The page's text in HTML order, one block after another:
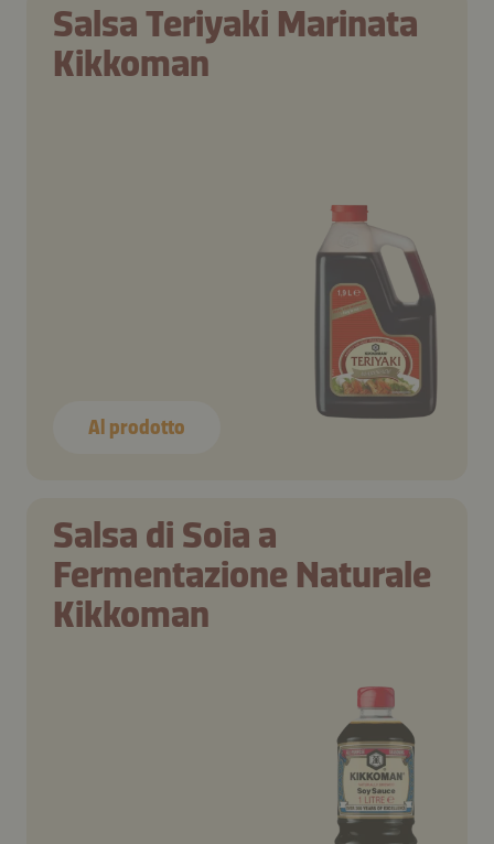
Salsa Teriyaki Marinata
Kikkoman
Al prodotto
Salsa di Soia a
Fermentazione Naturale
Kikkoman